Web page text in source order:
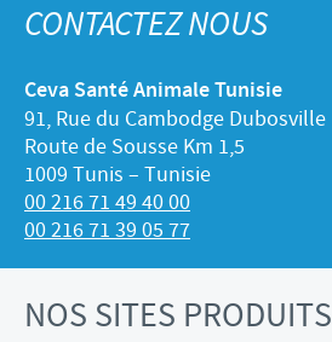
CONTACTEZ NOUS
Ceva Santé Animale Tunisie
91, Rue du Cambodge Dubosville
Route de Sousse Km 1,5
1009 Tunis – Tunisie
00 216 71 49 40 00
00 216 71 39 05 77
NOS SITES PRODUITS